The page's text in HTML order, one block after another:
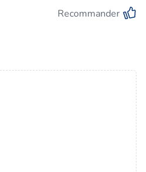
Recommander